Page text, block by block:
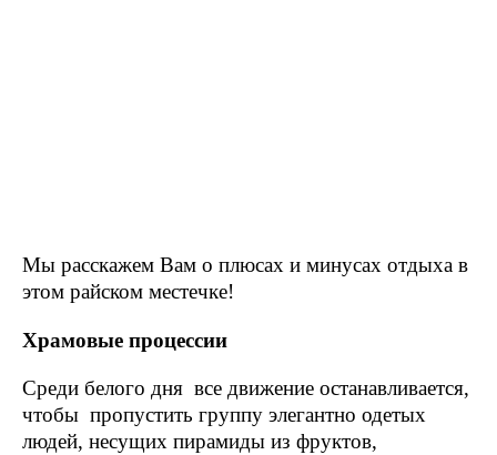
Мы расскажем Вам о плюсах и минусах отдыха в
этом райском местечке!
Храмовые процессии
Среди белого дня все движение останавливается,
чтобы пропустить группу элегантно одетых
людей, несущих пирамиды из фруктов,